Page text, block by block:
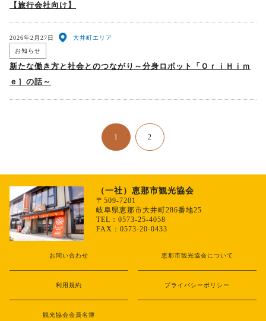
【旅行会社向け】
新たな働き方と社会とのつながり～分身ロボット「ＯｒｉＨｉｍ
ｅ］の話～
お知らせ
2026年2月27日 大井町エリア
1 2
（一社）恵那市観光協会
〒509-7201
岐阜県恵那市大井町286番地25
TEL：0573-25-4058
FAX：0573-20-0433
お問い合わせ 恵那市観光協会について
利用規約 プライバシーポリシー
観光協会会員名簿